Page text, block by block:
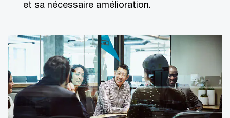
et sa nécessaire amélioration.